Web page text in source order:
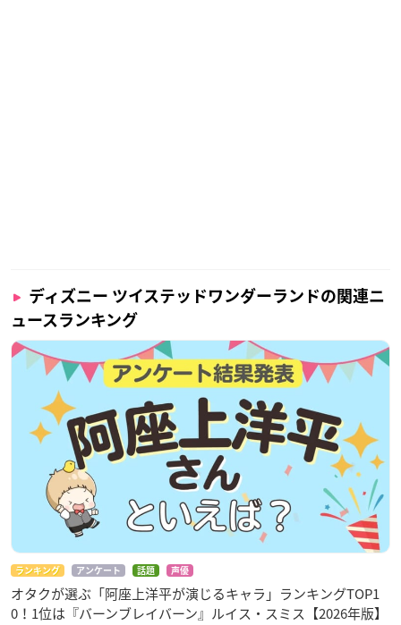
す。
先行展示について
イベント会期中、西武池袋本店地下1階の光の時計口スペース
にて、バンダイの公式ショッピングサイト「プレミアムバンダ
イ」にて販売中の『ディズニーツイステッドワンダーランド』
最新商品の一部展示を実施します。
商品の中では、本イベントで実物が初公開となるアイテムもご
ざいます。
実際の商品仕様をその目でご覧いただける数少ない機会となり
ますので、是非チェックしてみて下さい。
先行展示については入場券なしでも自由にご覧いただけます。
※当日の混雑状況に応じて、お待ちいただく場合がございま
ディズニー ツイステッドワンダーランドの関連ニ
ュースランキング
ランキング アンケート 話題 声優
オタクが選ぶ「阿座上洋平が演じるキャラ」ランキングTOP1
0！1位は『バーンブレイバーン』ルイス・スミス【2026年版】